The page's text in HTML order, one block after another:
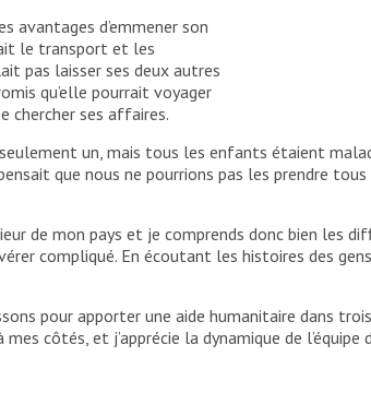
avantages d’emmener son
le transport et les
pas laisser ses deux autres
qu’elle pourrait voyager
chercher ses affaires.
un, mais tous les enfants étaient
que nous ne pourrions pas les prendre
de mon pays et je comprends donc bien les
compliqué. En écoutant les histoires des
pour apporter une aide humanitaire dans
côtés, et j’apprécie la dynamique de